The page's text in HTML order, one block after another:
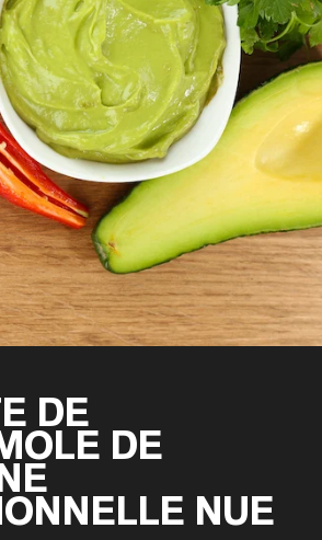
POUDREMeilleure Vente
de pois
de Whey en Poudre
de collagène
au chocolat issu de vaches
à l'herbe
de lait de vache nourrie à l'herbe à
la vanille
de vache nourrie à l'herbe
All Protéines En Poudre
de pois
DE
DE
NUE